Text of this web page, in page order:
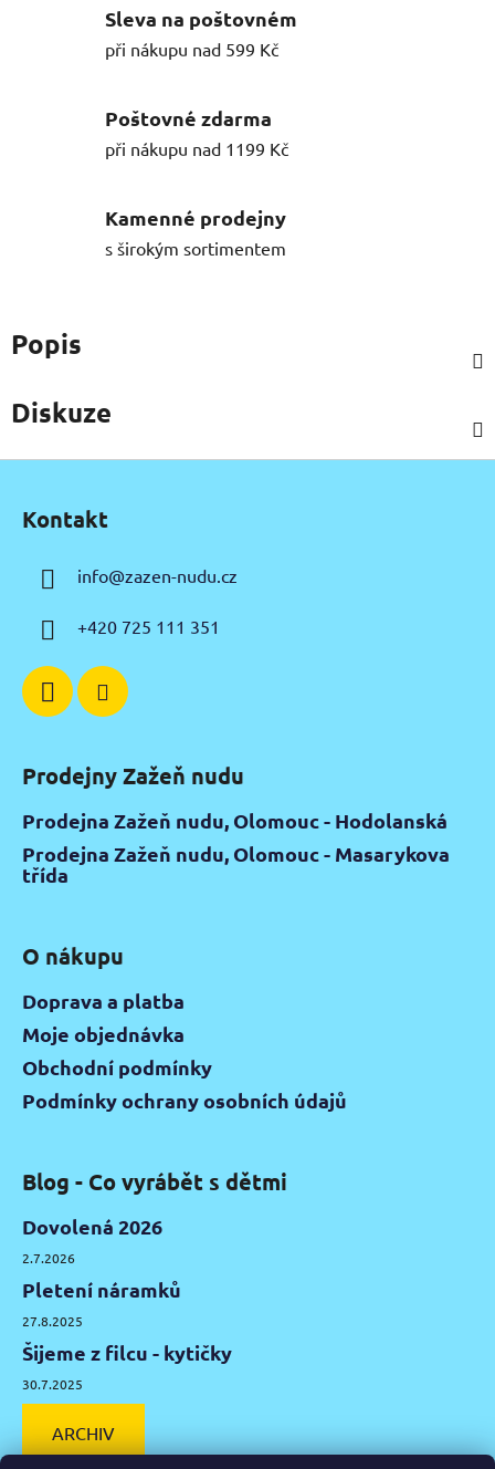
Sleva na poštovném
při nákupu nad 599 Kč
Poštovné zdarma
při nákupu nad 1199 Kč
Kamenné prodejny
s širokým sortimentem
Popis
Diskuze
Kontakt
info@zazen-nudu.cz
+420 725 111 351
Prodejny Zažeň nudu
Prodejna Zažeň nudu, Olomouc - Hodolanská
Prodejna Zažeň nudu, Olomouc - Masarykova
třída
O nákupu
Doprava a platba
Moje objednávka
Obchodní podmínky
Podmínky ochrany osobních údajů
Blog - Co vyrábět s dětmi
Dovolená 2026
2.7.2026
Pletení náramků
27.8.2025
Šijeme z filcu - kytičky
30.7.2025
ARCHIV